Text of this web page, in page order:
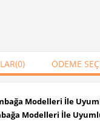
(0) ÖDEME
Modelleri İle
Modelleri İle